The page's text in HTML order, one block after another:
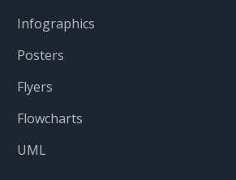
Infographics
Posters
Flyers
Flowcharts
UML